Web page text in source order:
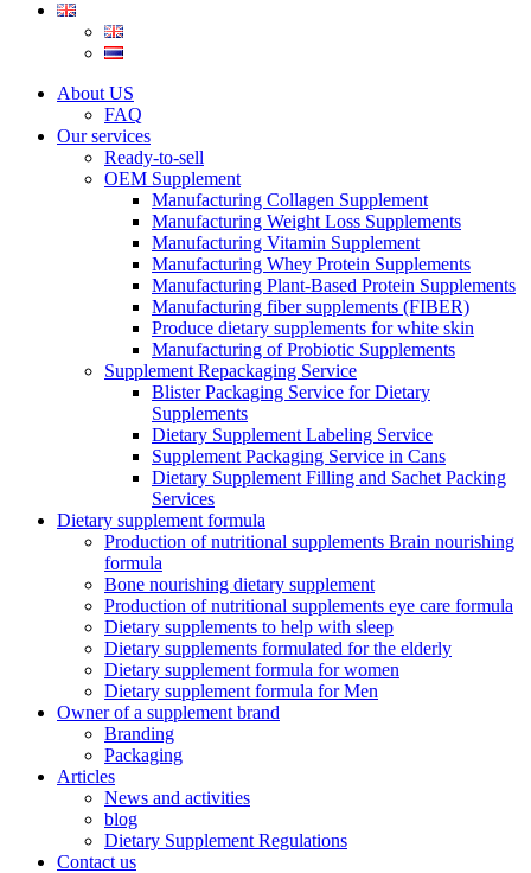
About US
FAQ
Our services
Ready-to-sell
OEM Supplement
Manufacturing Collagen Supplement
Manufacturing Weight Loss Supplements
Manufacturing Vitamin Supplement
Manufacturing Whey Protein Supplements
Manufacturing Plant-Based Protein Supplements
Manufacturing fiber supplements (FIBER)
Produce dietary supplements for white skin
Manufacturing of Probiotic Supplements
Supplement Repackaging Service
Blister Packaging Service for Dietary
Supplements​
Dietary Supplement Labeling Service
Supplement Packaging Service in Cans
Dietary Supplement Filling and Sachet Packing
Services
Dietary supplement formula
Production of nutritional supplements Brain nourishing
formula
Bone nourishing dietary supplement
Production of nutritional supplements eye care formula
Dietary supplements to help with sleep
Dietary supplements formulated for the elderly
Dietary supplement formula for women
Dietary supplement formula for Men
Owner of a supplement brand
Branding
Packaging
Articles
News and activities
blog
Dietary Supplement Regulations
Contact us